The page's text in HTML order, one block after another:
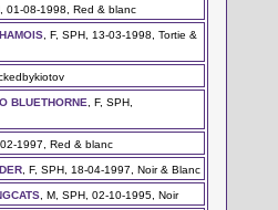
01-08-1998, Red & blanc
, F, SPH, 13-03-1998, Tortie &
BLUETHORNE
, F, SPH,
02-1997, Red & blanc
, F, SPH, 18-04-1997, Noir & Blanc
, M, SPH, 02-10-1995, Noir